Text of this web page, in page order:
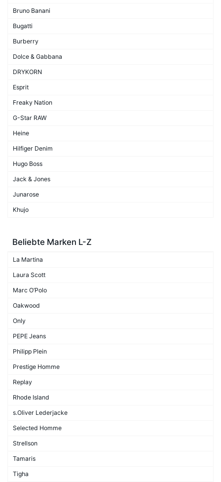
Bruno Banani
Bugatti
Burberry
Dolce & Gabbana
DRYKORN
Esprit
Freaky Nation
G-Star RAW
Heine
Hilfiger Denim
Hugo Boss
Jack & Jones
Junarose
Khujo
Beliebte Marken L-Z
La Martina
Laura Scott
Marc O’Polo
Oakwood
Only
PEPE Jeans
Philipp Plein
Prestige Homme
Replay
Rhode Island
s.Oliver Lederjacke
Selected Homme
Strellson
Tamaris
Tigha